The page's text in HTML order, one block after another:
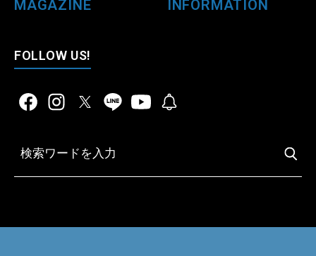
MAGAZINE INFORMATION
FOLLOW US!